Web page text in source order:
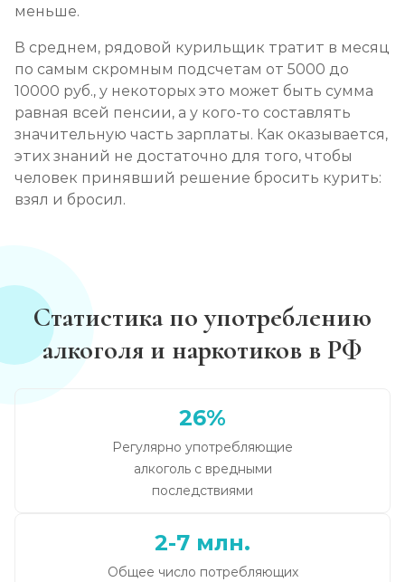
меньше.
В среднем, рядовой курильщик тратит в месяц
по самым скромным подсчетам от 5000 до
10000 руб., у некоторых это может быть сумма
равная всей пенсии, а у кого-то составлять
значительную часть зарплаты. Как оказывается,
этих знаний не достаточно для того, чтобы
человек принявший решение бросить курить:
взял и бросил.
Статистика по употреблению
алкоголя и наркотиков в РФ
26%
Регулярно употребляющие
алкоголь с вредными
последствиями
2-7 млн.
Общее число потребляющих